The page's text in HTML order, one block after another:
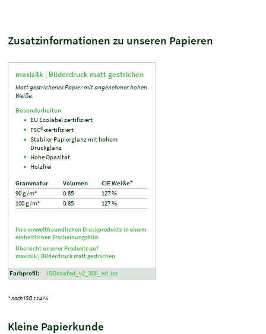
Zusatzinformationen zu unseren Papieren
maxisilk | Bilderdruck matt gestrichen
Matt gestrichenes Papier mit angenehmer hohen
Weiße.
Besonderheiten
EU Ecolabel zertifiziert
FSC®-zertifiziert
Stabiler Papierglanz mit hohem
Druckglanz
Hohe Opazität
Holzfrei
Farbprofil: ISOcoated_v2_300_eci.icc
Grammatur Volumen
CIE Weiße*
90 g/m²
0.85
127 %
100 g/m²
0.85 127 %
Ihre umweltfreundlichen Druckprodukte in einem
einheitlichen Erscheinungsbild.
Übersicht unserer Produkte auf
maxisilk | Bilderdruck matt gestrichen
* nach ISO 11475
Kleine Papierkunde